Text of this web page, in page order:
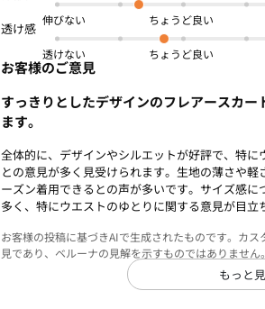
伸びない
透けない
お客様のご意見
すっきりとしたデザインのフレアースカ
ます。
全体的に、デザインやシルエットが好評で、特
との意見が多く見受けられます。生地の薄さや
ーズン着用できるとの声が多いです。サイズ感
多く、特にウエストのゆとりに関する意見が目立
お客様の投稿に基づきAIで生成されたものです。カ
見であり、ベルーナの見解を示すものではありません。
もっと